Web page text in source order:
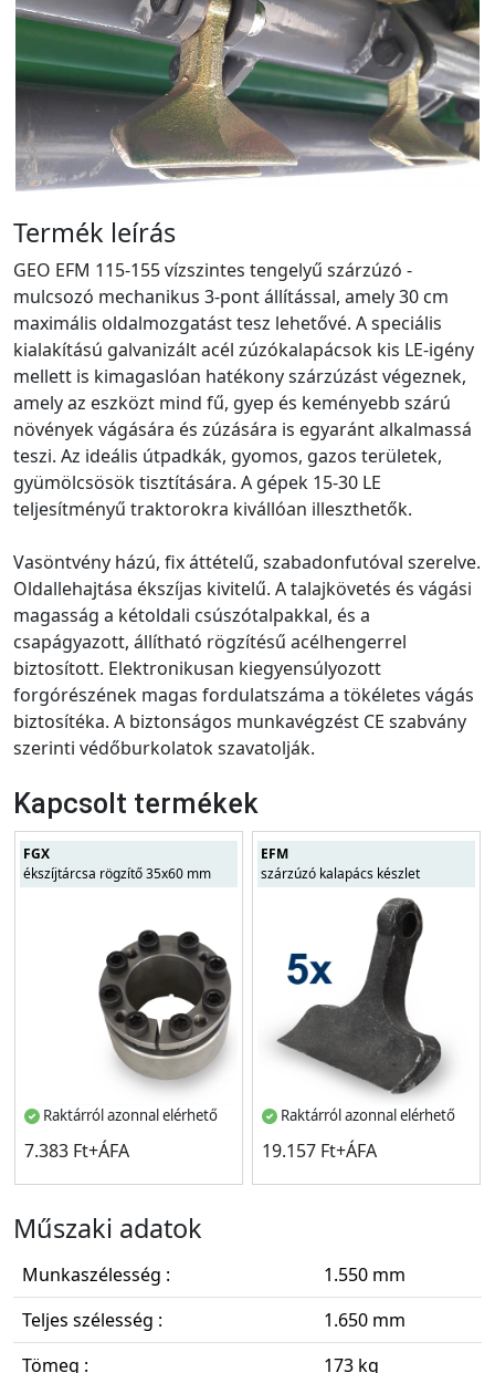
Termék leírás
GEO EFM 115-155 vízszintes tengelyű szárzúzó -
mulcsozó mechanikus 3-pont állítással, amely 30 cm
maximális oldalmozgatást tesz lehetővé. A speciális
kialakítású galvanizált acél zúzókalapácsok kis LE-igény
mellett is kimagaslóan hatékony szárzúzást végeznek,
amely az eszközt mind fű, gyep és keményebb szárú
növények vágására és zúzására is egyaránt alkalmassá
teszi. Az ideális útpadkák, gyomos, gazos területek,
gyümölcsösök tisztítására. A gépek 15-30 LE
teljesítményű traktorokra kivállóan illeszthetők.
Vasöntvény házú, fix áttételű, szabadonfutóval szerelve.
Oldallehajtása ékszíjas kivitelű. A talajkövetés és vágási
magasság a kétoldali csúszótalpakkal, és a
csapágyazott, állítható rögzítésű acélhengerrel
biztosított. Elektronikusan kiegyensúlyozott
forgórészének magas fordulatszáma a tökéletes vágás
biztosítéka. A biztonságos munkavégzést CE szabvány
szerinti védőburkolatok szavatolják.
Kapcsolt termékek
FGX
ékszíjtárcsa rögzítő 35x60 mm
Raktárról azonnal elérhető
7.383 Ft+ÁFA
EFM
szárzúzó kalapács készlet
Raktárról azonnal elérhető
19.157 Ft+ÁFA
Műszaki adatok
Munkaszélesség :
1.550 mm
Teljes szélesség :
1.650 mm
Tömeg :
173 kg